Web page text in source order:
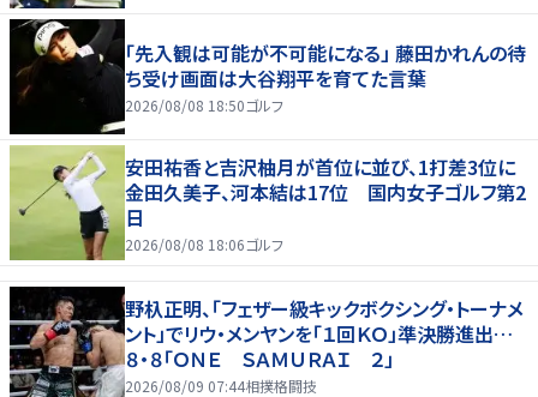
「先入観は可能が不可能になる」 藤田かれんの待
ち受け画面は大谷翔平を育てた言葉
2026/08/08 18:50ゴルフ
安田祐香と吉沢柚月が首位に並び、1打差3位に
金田久美子、河本結は17位 国内女子ゴルフ第2
日
2026/08/08 18:06ゴルフ
野杁正明、「フェザー級キックボクシング・トーナメ
ント」でリウ・メンヤンを「１回ＫＯ」準決勝進出…
８・８「ＯＮＥ ＳＡＭＵＲＡＩ ２」
2026/08/09 07:44相撲格闘技